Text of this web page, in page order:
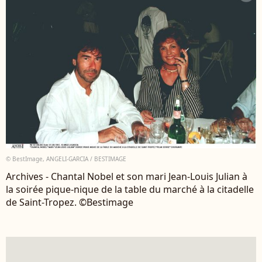
© BestImage, ANGELI-GARCIA / BESTIMAGE
Archives - Chantal Nobel et son mari Jean-Louis Julian à
la soirée pique-nique de la table du marché à la citadelle
de Saint-Tropez. ©Bestimage